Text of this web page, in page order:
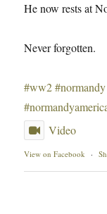
He now rests at
Never forgotten.
#ww2 #normandy
Video
View on Facebook ·